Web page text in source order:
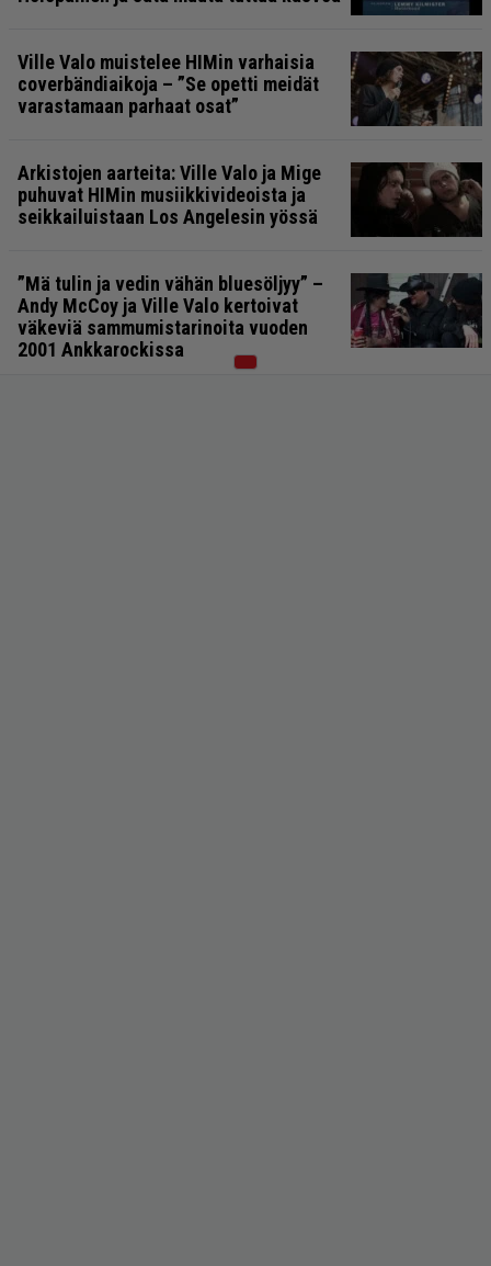
Ville Valo muistelee HIMin varhaisia
coverbändiaikoja – ”Se opetti meidät
varastamaan parhaat osat”
Arkistojen aarteita: Ville Valo ja Mige
puhuvat HIMin musiikkivideoista ja
seikkailuistaan Los Angelesin yössä
”Mä tulin ja vedin vähän bluesöljyy” –
Andy McCoy ja Ville Valo kertoivat
väkeviä sammumistarinoita vuoden
2001 Ankkarockissa